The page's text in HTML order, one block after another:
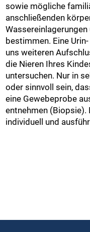
sowie mögliche
anschließenden
bestimmen. Eine
uns weiteren
die Nieren Ihres
untersuchen. Nur in
oder sinnvoll sein,
eine Gewebeprobe
entnehmen (Biopsie).
individuell und